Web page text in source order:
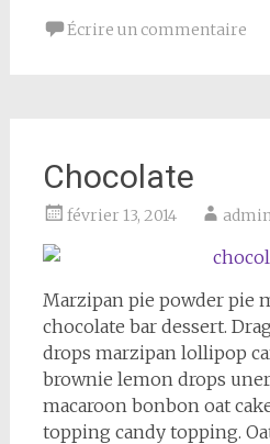
Écrire un commentaire
Chocolate
février 13, 2014
Marzipan pie powder pie
chocolate bar dessert.
drops marzipan lollipop
brownie lemon drops
macaroon bonbon oat
topping candy topping.